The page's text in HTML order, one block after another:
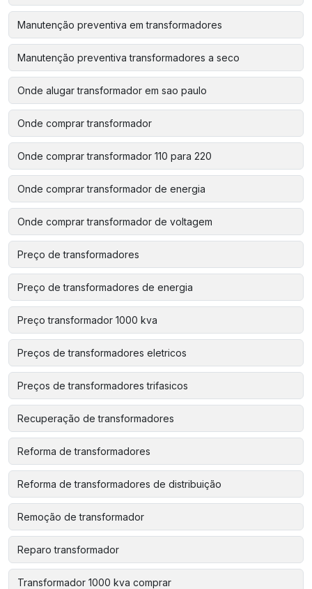
Manutenção preventiva em transformadores
Manutenção preventiva transformadores a seco
Onde alugar transformador em sao paulo
Onde comprar transformador
Onde comprar transformador 110 para 220
Onde comprar transformador de energia
Onde comprar transformador de voltagem
Preço de transformadores
Preço de transformadores de energia
Preço transformador 1000 kva
Preços de transformadores eletricos
Preços de transformadores trifasicos
Recuperação de transformadores
Reforma de transformadores
Reforma de transformadores de distribuição
Remoção de transformador
Reparo transformador
Transformador 1000 kva comprar